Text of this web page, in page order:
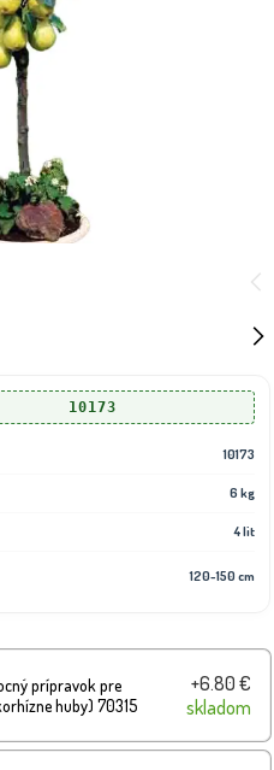
10173
10173
6 kg
4 lit
120-150 cm
prípravok pre
huby) 70315
+6.80 €
skladom